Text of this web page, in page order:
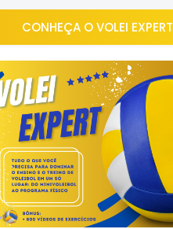
CONHEÇA O VOLEI EXPERT